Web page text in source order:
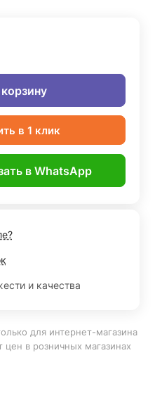
в 1 клик
в WhatsApp
и качества
для интернет-магазина
цен в розничных магазинах